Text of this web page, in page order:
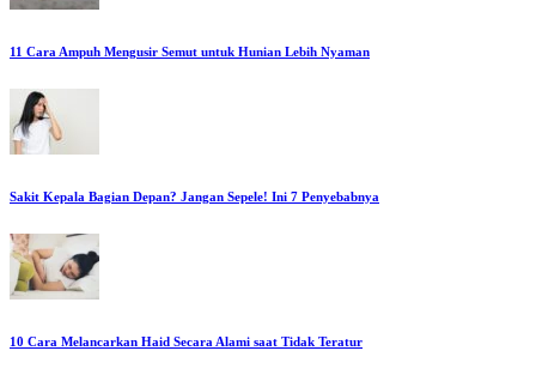
11 Cara Ampuh Mengusir Semut untuk Hunian Lebih Nyaman
Sakit Kepala Bagian Depan? Jangan Sepele! Ini 7 Penyebabnya
10 Cara Melancarkan Haid Secara Alami saat Tidak Teratur